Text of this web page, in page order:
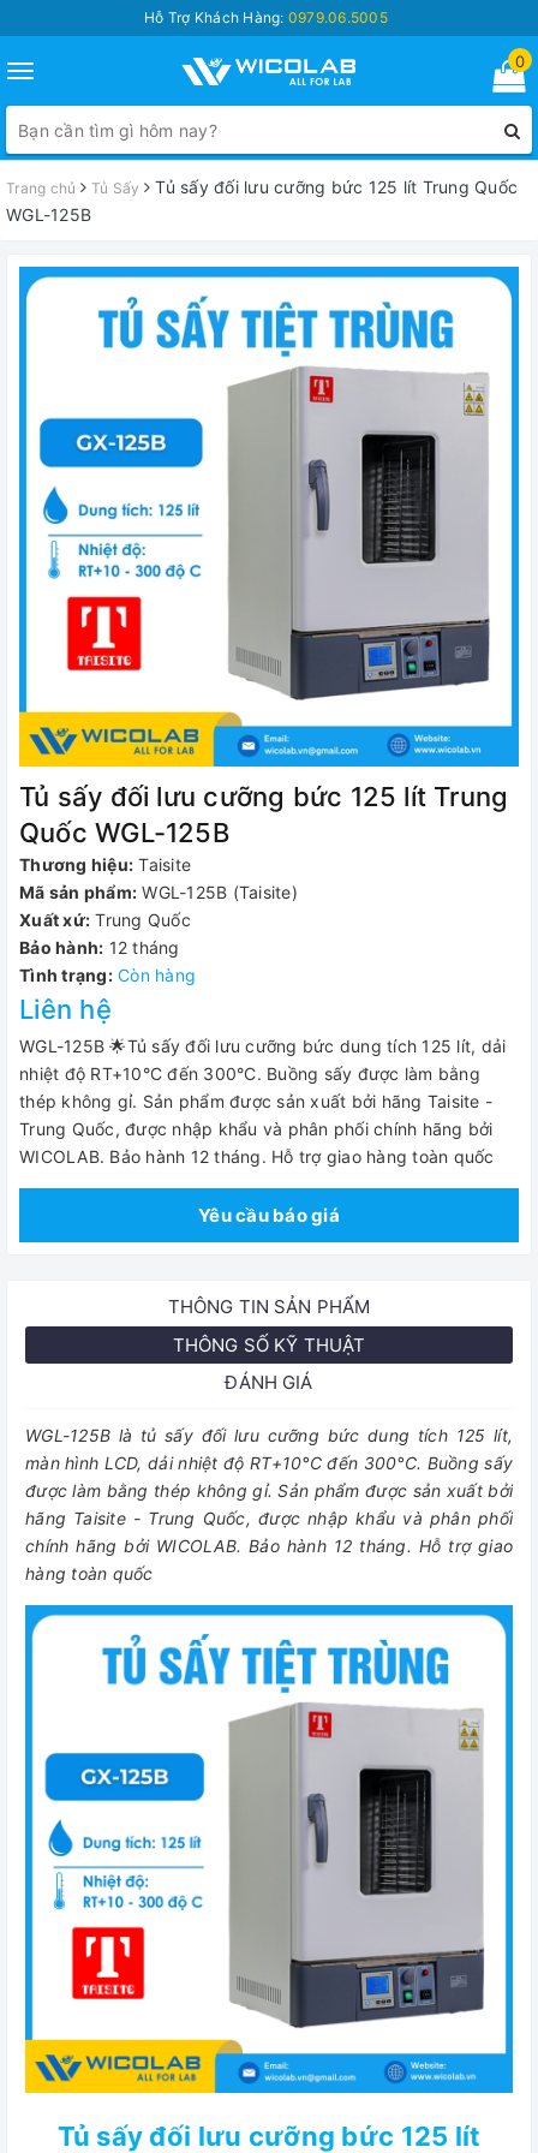
Hỗ Trợ Khách Hàng: 0979.06.5005
Toggle
navigation
0
Trang chủ Tủ Sấy
Tủ sấy đối lưu cưỡng bức 125 lít Trung Quốc
WGL-125B
Tủ sấy đối lưu cưỡng bức 125 lít Trung
Quốc WGL-125B
Thương hiệu: Taisite
Mã sản phẩm: WGL-125B (Taisite)
Xuất xứ: Trung Quốc
Bảo hành: 12 tháng
Tình trạng: Còn hàng
Liên hệ
WGL-125B 🌟Tủ sấy đối lưu cưỡng bức dung tích 125 lít, dải
nhiệt độ RT+10°C đến 300°C. Buồng sấy được làm bằng
thép không gỉ. Sản phẩm được sản xuất bởi hãng Taisite -
Trung Quốc, được nhập khẩu và phân phối chính hãng bởi
WICOLAB. Bảo hành 12 tháng. Hỗ trợ giao hàng toàn quốc
Yêu cầu báo giá
THÔNG TIN SẢN PHẨM
THÔNG SỐ KỸ THUẬT
ĐÁNH GIÁ
WGL-125B là tủ sấy đối lưu cưỡng bức dung tích 125 lít,
màn hình LCD, dải nhiệt độ RT+10°C đến 300°C. Buồng sấy
được làm bằng thép không gỉ. Sản phẩm được sản xuất bởi
hãng Taisite - Trung Quốc, được nhập khẩu và phân phối
chính hãng bởi WICOLAB. Bảo hành 12 tháng. Hỗ trợ giao
hàng toàn quốc
Tủ sấy đối lưu cưỡng bức 125 lít